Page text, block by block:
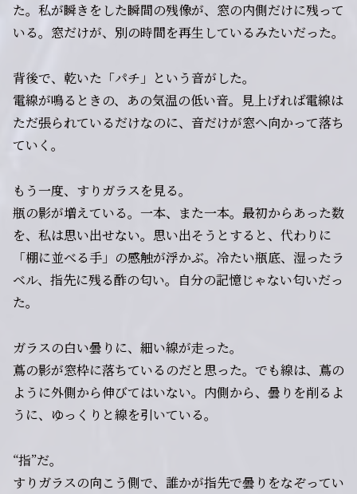
た。私が瞬きをした瞬間の残像が、窓の内側だけに残って
いる。窓だけが、別の時間を再生しているみたいだった。
背後で、乾いた「パチ」という音がした。
電線が鳴るときの、あの気温の低い音。見上げれば電線は
ただ張られているだけなのに、音だけが窓へ向かって落ち
ていく。
もう一度、すりガラスを見る。
瓶の影が増えている。一本、また一本。最初からあった数
を、私は思い出せない。思い出そうとすると、代わりに
「棚に並べる手」の感触が浮かぶ。冷たい瓶底、湿ったラ
ベル、指先に残る酢の匂い。自分の記憶じゃない匂いだっ
た。
ガラスの白い曇りに、細い線が走った。
蔦の影が窓枠に落ちているのだと思った。でも線は、蔦の
ように外側から伸びてはいない。内側から、曇りを削るよ
うに、ゆっくりと線を引いている。
“指”だ。
すりガラスの向こう側で、誰かが指先で曇りをなぞってい